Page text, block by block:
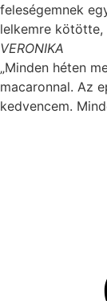
feleségemnek
lelkemre
VERONIKA
„Minden héten
macaronnal. Az
kedvencem.